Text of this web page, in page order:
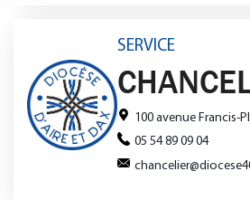
SERVICE
100 avenue Francis-
05 54 89 09 04